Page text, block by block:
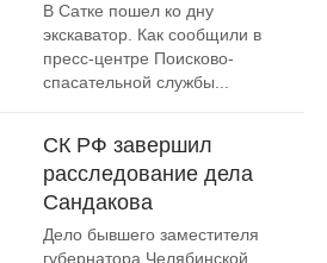
В Сатке пошел ко дну
экскаватор. Как сообщили в
пресс-центре Поисково-
спасательной службы...
СК РФ завершил
расследование дела
Сандакова
Дело бывшего заместителя
губернатора Челябинской